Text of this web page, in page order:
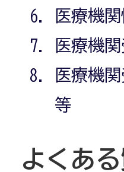
医療機
医療機
医療機
等
よくあ